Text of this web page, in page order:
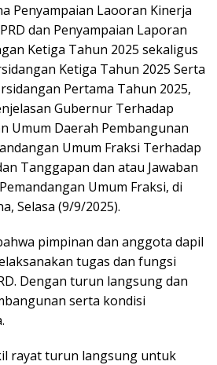
Penyampaian Laooran Kinerja
dan Penyampaian Laporan
Ketiga Tahun 2025 sekaligus
Ketiga Tahun 2025 Serta
Pertama Tahun 2025,
Gubernur Terhadap
Umum Daerah Pembangunan
Umum Fraksi Terhadap
Tanggapan dan atau Jawaban
Umum Fraksi, di
Selasa (9/9/2025).
pimpinan dan anggota dapil
tugas dan fungsi
Dengan turun langsung dan
serta kondisi
rayat turun langsung untuk